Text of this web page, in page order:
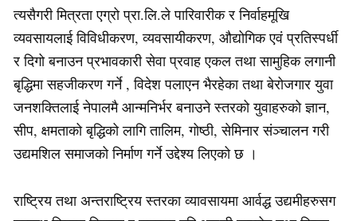
त्यसैगरी मित्रता एग्रो प्रा.लि.ले पारिवारीक र निर्वाहमूखि
व्यवसायलाई विविधीकरण, व्यवसायीकरण, औद्योगिक एवं प्रतिस्पर्धी
र दिगो बनाउन प्रभावकारी सेवा प्रवाह एकल तथा सामुहिक लगानी
बृद्धिमा सहजीकरण गर्ने , विदेश पलाएन भैरहेका तथा बेरोजगार युवा
जनशक्तिलाई नेपालमै आन्मनिर्भर बनाउने स्तरको युवाहरुको ज्ञान,
सीप, क्षमताको बृद्धिको लागि तालिम, गोष्ठी, सेमिनार संञ्चालन गरी
उद्यमशिल समाजको निर्माण गर्ने उद्देश्य लिएको छ ।
राष्ट्रिय तथा अन्तराष्ट्रिय स्तरका व्यावसायमा आर्वद्ध उद्यमीहरुसग